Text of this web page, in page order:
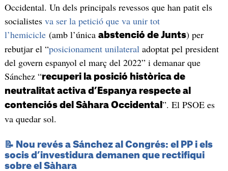
Occidental. Un dels principals revessos que han patit els
socialistes va ser la petició que va unir tot
l’hemicicle(amb l’única abstenció de Junts) per
rebutjar el “posicionament unilateraladoptat pel president
del govern espanyol el març del 2022” i demanar que
Sánchez “recuperi la posició històrica de
neutralitat activa d’Espanya respecte al
contenciós del Sàhara Occidental ”. El PSOE es
va quedar sol.
📝 Nou revés a Sánchez al Congrés: el PP i els
socis d’investidura demanen que rectifiqui
sobre el Sàhara